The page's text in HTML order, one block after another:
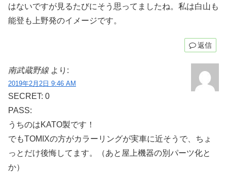
はないですが見るたびにそう思ってましたね。私は白山も
能登も上野発のイメージです。
返信
南武蔵野線 より:
2019年2月2日 9:46 AM
SECRET: 0
PASS:
うちのはKATO製です！
でもTOMIXの方がカラーリングが実車に近そうで、ちょ
っとだけ後悔してます。（あと屋上機器の別パーツ化と
か）